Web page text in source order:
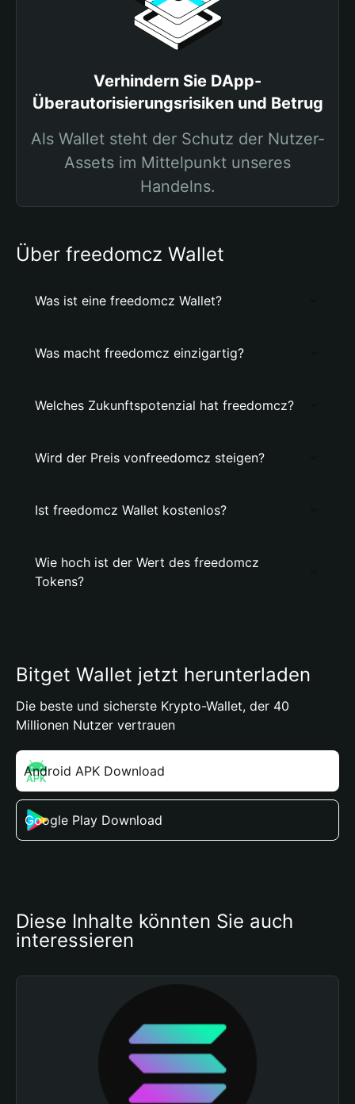
Verhindern Sie DApp-
Überautorisierungsrisiken und Betrug
Als Wallet steht der Schutz der Nutzer-
Assets im Mittelpunkt unseres
Handelns.
Über freedomcz Wallet
Was ist eine freedomcz Wallet?
Was macht freedomcz einzigartig?
Welches Zukunftspotenzial hat freedomcz?
Wird der Preis vonfreedomcz steigen?
Ist freedomcz Wallet kostenlos?
Wie hoch ist der Wert des freedomcz
Tokens?
Bitget Wallet jetzt herunterladen
Die beste und sicherste Krypto-Wallet, der 40
Millionen Nutzer vertrauen
Android APK Download
Google Play Download
Diese Inhalte könnten Sie auch
interessieren